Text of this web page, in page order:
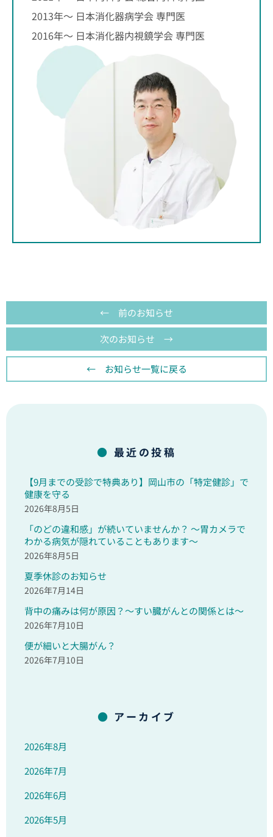
2013年～ 日本消化器病学会 専門医
2016年～ 日本消化器内視鏡学会 専門医
← 前のお知らせ
次のお知らせ →
← お知らせ一覧に戻る
最近の投稿
【9月までの受診で特典あり】岡山市の「特定健診」で
健康を守る
2026年8月5日
「のどの違和感」が続いていませんか？ ～胃カメラで
わかる病気が隠れていることもあります～
2026年8月5日
夏季休診のお知らせ
2026年7月14日
背中の痛みは何が原因？～すい臓がんとの関係とは～
2026年7月10日
便が細いと大腸がん？
2026年7月10日
アーカイブ
2026年8月
2026年7月
2026年6月
2026年5月